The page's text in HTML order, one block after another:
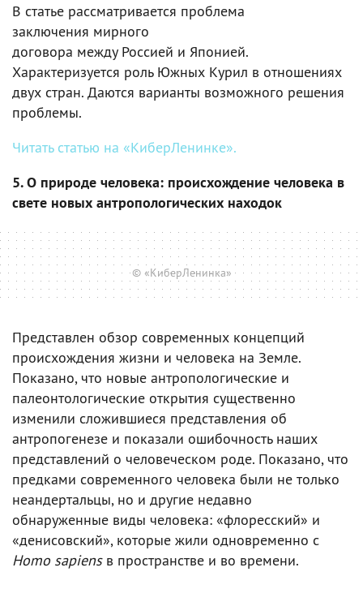
В статье рассматривается проблема
заключения мирного
договора между Россией и Японией.
Характеризуется роль Южных Курил в отношениях
двух стран. Даются варианты возможного решения
проблемы.
Читать статью на «КиберЛенинке».
5. О природе человека: происхождение человека в
свете новых антропологических находок
© «КиберЛенинка»
Представлен обзор современных концепций
происхождения жизни и человека на Земле.
Показано, что новые антропологические и
палеонтологические открытия существенно
изменили сложившиеся представления об
антропогенезе и показали ошибочность наших
представлений о человеческом роде. Показано, что
предками современного человека были не только
неандертальцы, но и другие недавно
обнаруженные виды человека: «флоресский» и
«денисовский», которые жили одновременно с
Homo sapiensв пространстве и во времени.